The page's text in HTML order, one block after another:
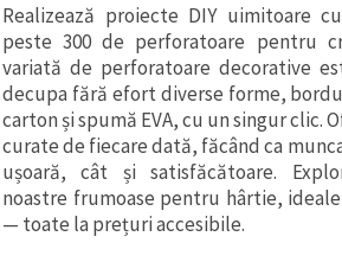
asigura
funcționarea
corectă a
site-ului,
pentru a vă
îmbunătăți
experiența
și, cu
acordul
dumneavoastră,
pentru a
analiza
Realizează proiecte DIY uimitoare
peste 300 de perforatoare pentru
variată de perforatoare decorative
decupa fără efort diverse forme,
carton și spumă EVA, cu un singur clic.
curate de fiecare dată, făcând ca
ușoară, cât și satisfăcătoare.
noastre frumoase pentru hârtie,
— toate la prețuri accesibile.